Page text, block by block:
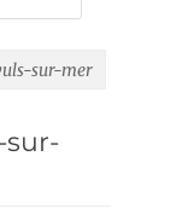
sur-mer
sur-